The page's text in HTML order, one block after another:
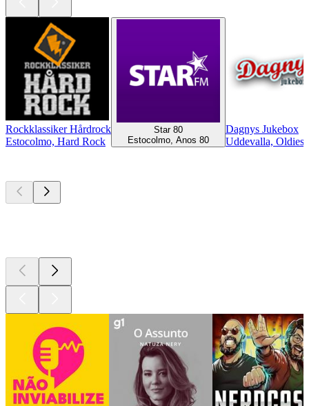
Rockklassiker Hårdrock
Estocolmo, Hard Rock
Star 80
Estocolmo, Anos 80
Dagnys Jukebox
Uddevalla, Oldies